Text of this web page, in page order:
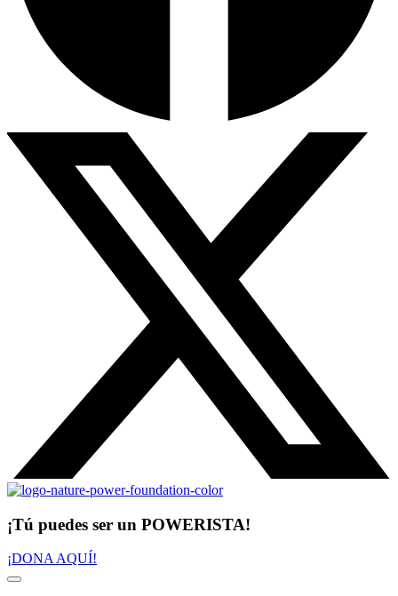
¡Tú puedes ser un POWERISTA!
¡DONA AQUÍ!